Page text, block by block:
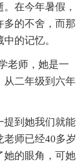
在今年暑假，
多的不舍，而那
的记忆。
老师，她是一
从二年级到六年
提到她我们就能
老师已经40多岁
她的眼角，可她